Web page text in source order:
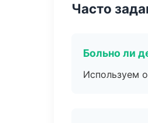
Часто
Больно ли
Используем